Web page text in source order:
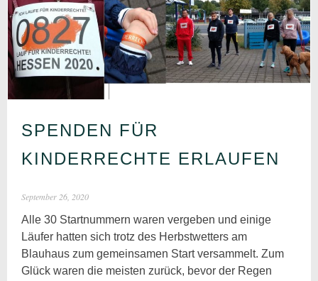
SPENDEN FÜR
KINDERRECHTE ERLAUFEN
September 26, 2020
Alle 30 Startnummern waren vergeben und einige
Läufer hatten sich trotz des Herbstwetters am
Blauhaus zum gemeinsamen Start versammelt. Zum
Glück waren die meisten zurück, bevor der Regen